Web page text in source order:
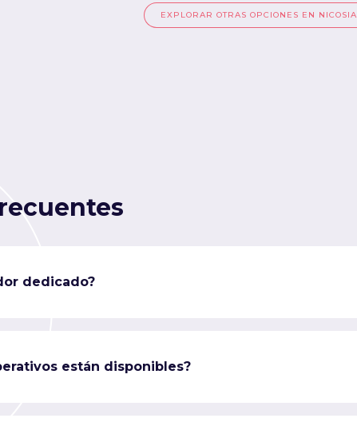
EXPLORAR OTRAS OPCIONES EN NICOSIA
dedicado?
están disponibles?